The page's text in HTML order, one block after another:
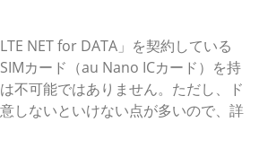
NET for DATA」を契約している
カード（au Nano ICカード）を持
不可能ではありません。ただし、ド
しないといけない点が多いので、詳